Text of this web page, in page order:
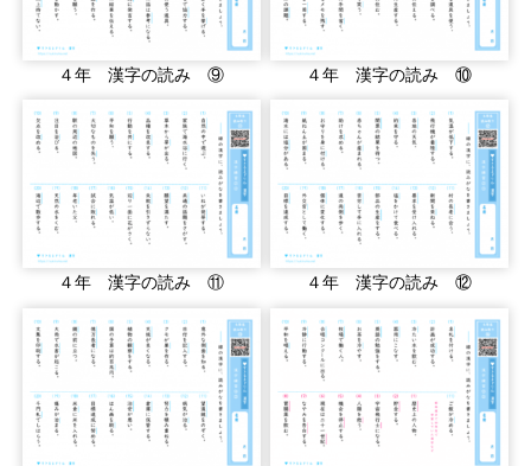
４年 漢字の読み ⑨ ４年 漢字の読み ⑩
４年 漢字の読み ⑪ ４年 漢字の読み ⑫